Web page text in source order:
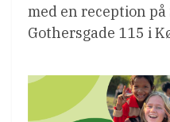
med en reception
Gothersgade 115 i